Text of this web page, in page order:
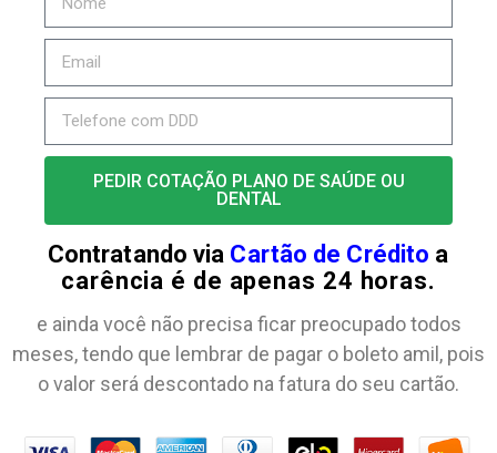
PEDIR COTAÇÃO PLANO DE SAÚDE OU
DENTAL
Contratando via Cartão de Crédito a
carência é de apenas 24 horas.
e ainda você não precisa ficar preocupado todos
meses, tendo que lembrar de pagar o boleto amil, pois
o valor será descontado na fatura do seu cartão.